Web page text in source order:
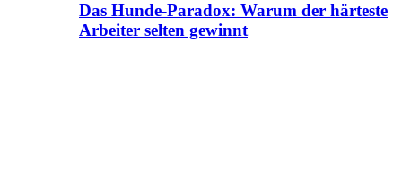
Das Hunde-Paradox: Warum der härteste
Arbeiter selten gewinnt